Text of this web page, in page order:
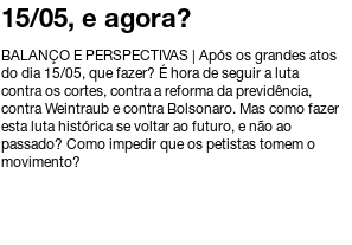
15/05, e agora?
BALANÇO E PERSPECTIVAS | Após os grandes atos
do dia 15/05, que fazer? É hora de seguir a luta
contra os cortes, contra a reforma da previdência,
contra Weintraub e contra Bolsonaro. Mas como fazer
esta luta histórica se voltar ao futuro, e não ao
passado? Como impedir que os petistas tomem o
movimento?